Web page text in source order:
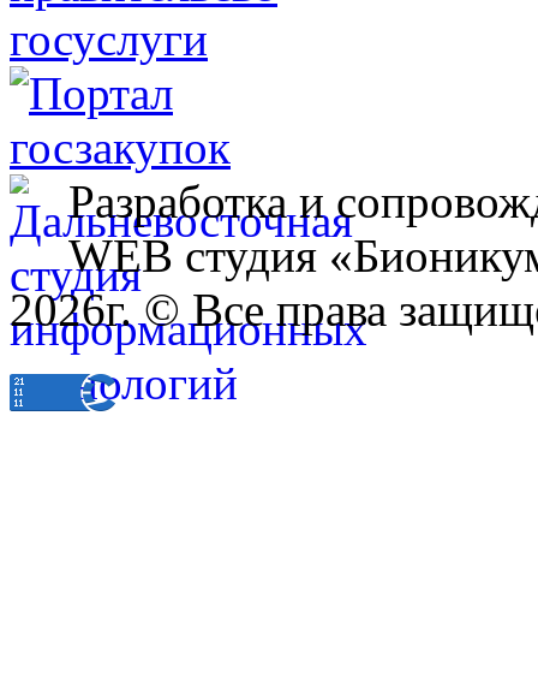
Разработка и
WEB студия
2026г. © Все права